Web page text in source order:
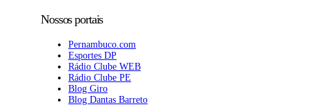
Nossos portais
Pernambuco.com
Esportes DP
Rádio Clube WEB
Rádio Clube PE
Blog Giro
Blog Dantas Barreto